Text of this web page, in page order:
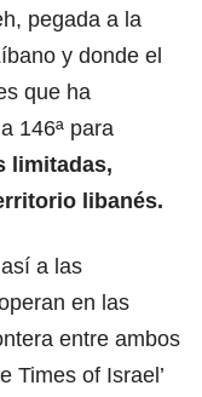
pegada a la
y donde el
que ha
146ª para
limitadas,
libanés.
a las
en las
entre ambos
Times of Israel’